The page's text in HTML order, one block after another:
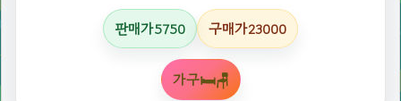
판매가5750 구매가23000
가구🛏🪑